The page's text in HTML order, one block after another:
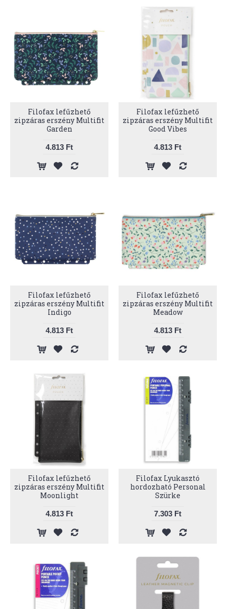
Filofax lefűzhető
zipzáras erszény Multifit
Garden
4.813 Ft
Filofax lefűzhető
zipzáras erszény Multifit
Good Vibes
4.813 Ft
Filofax lefűzhető
zipzáras erszény Multifit
Indigo
4.813 Ft
Filofax lefűzhető
zipzáras erszény Multifit
Meadow
4.813 Ft
Filofax lefűzhető
zipzáras erszény Multifit
Moonlight
4.813 Ft
Filofax Lyukasztó
hordozható Personal
Szürke
7.303 Ft